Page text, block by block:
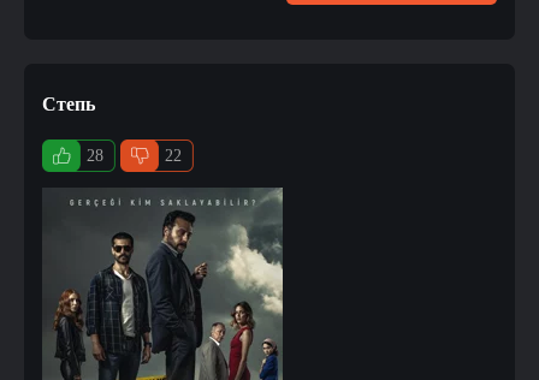
Степь
28 22